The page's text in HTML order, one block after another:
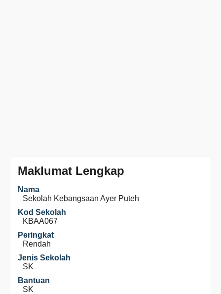
Maklumat Lengkap
Nama
Sekolah Kebangsaan Ayer Puteh
Kod Sekolah
KBAA067
Peringkat
Rendah
Jenis Sekolah
SK
Bantuan
SK